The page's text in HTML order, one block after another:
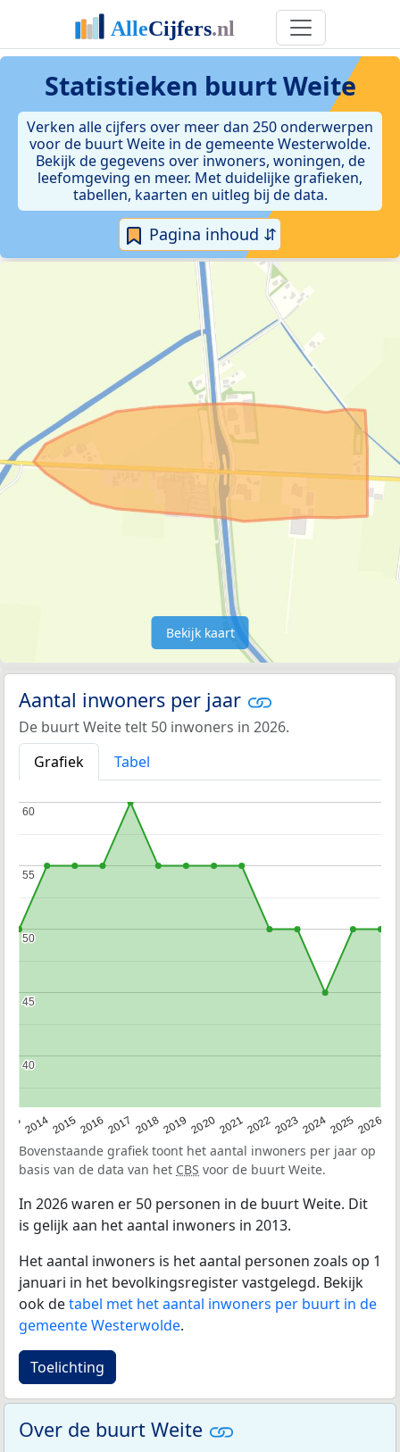
Statistieken buurt Weite
Verken alle cijfers over meer dan 250 onderwerpen
voor de buurt Weite in de gemeente Westerwolde.
Bekijk de gegevens over inwoners, woningen, de
leefomgeving en meer. Met duidelijke grafieken,
tabellen, kaarten en uitleg bij de data.
Pagina inhoud ⇵
Bekijk kaart
Aantal inwoners per jaar
De buurt Weite telt 50 inwoners in 2026.
Grafiek
Tabel
2014201520162017 20182019 2020202120222023202420252026
40
40
45
45
50
50
55
55
60
60
Bovenstaande grafiek toont het aantal inwoners per jaar op
basis van de data van het CBS voor de buurt Weite.
In 2026 waren er 50 personen in de buurt Weite. Dit
is gelijk aan het aantal inwoners in 2013.
Het aantal inwoners is het aantal personen zoals op 1
januari in het bevolkingsregister vastgelegd. Bekijk
ook detabel met het aantal inwoners per buurt in de
gemeente Westerwolde.
Toelichting
Over de buurt Weite